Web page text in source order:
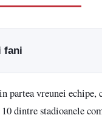
fani
partea vreunei
dintre stadioanele